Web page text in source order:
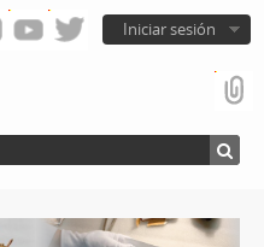
Iniciar sesión